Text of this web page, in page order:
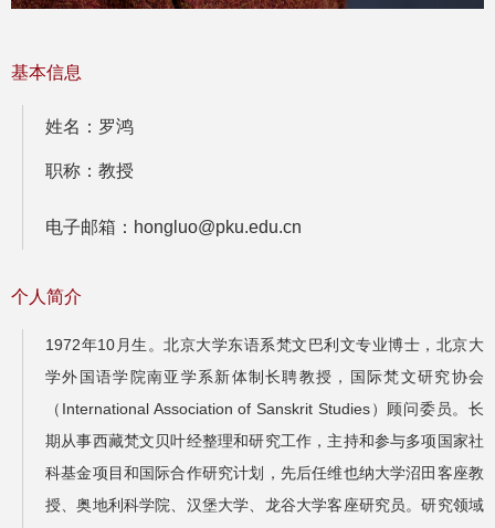
基本信息
姓名：罗鸿
职称：教授
电子邮箱：hongluo@pku.edu.cn
个人简介
1972年10月生。北京大学东语系梵文巴利文专业博士，北京大
学外国语学院南亚学系新体制长聘教授，国际梵文研究协会
（International Association of Sanskrit Studies）顾问委员。长
期从事西藏梵文贝叶经整理和研究工作，主持和参与多项国家社
科基金项目和国际合作研究计划，先后任维也纳大学沼田客座教
授、奥地利科学院、汉堡大学、龙谷大学客座研究员。研究领域